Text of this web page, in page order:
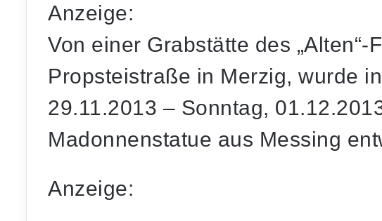
Anzeige:
Von einer Grabstätte des „Alten“-
Propsteistraße in Merzig, wurde
29.11.2013 – Sonntag,
Madonnenstatue aus Messing
Anzeige: